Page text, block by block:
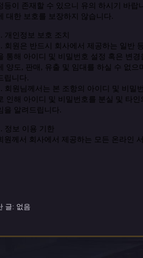
등이
존재할 수 있으니 유의 하시기 바랍
대한 보호를 보장하지 않습니다 .
개인정보 보호 조치
회원은 반드시 회사에서 제공하는 일반
통해 아이디 및 비밀번호 설정 혹은 변경
양도 , 판매 , 유출 및 임대를 하실 수 없으
립니다 .
회원님께서는 본 조항의 아이디 및 비밀
인해 아이디 및 비밀번호를 분실 및 타인
을 알려드립니다 .
정보 이용 기한
원께서 회사에서 제공하는 모든 온라인
글: 없음